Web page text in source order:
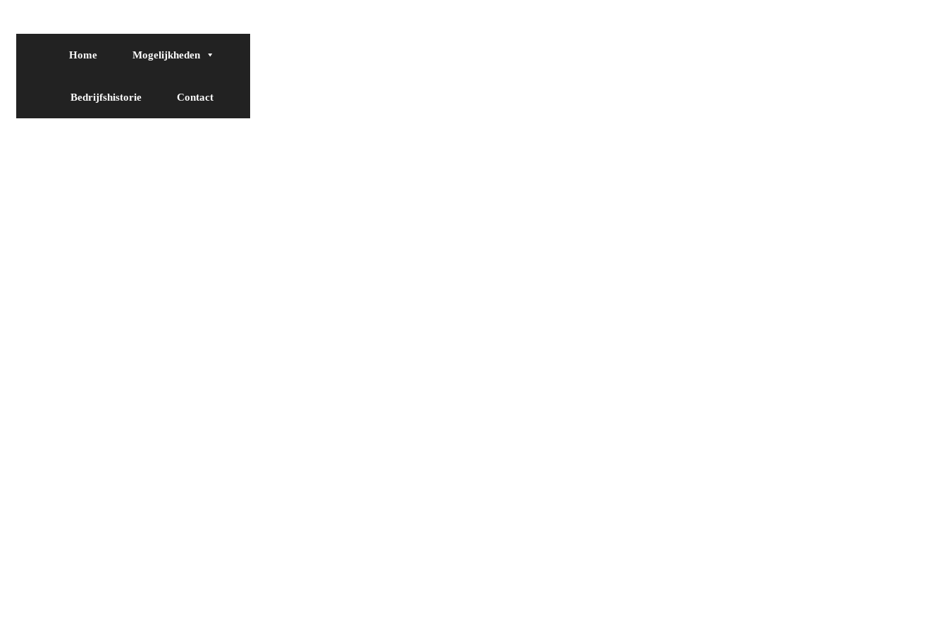
Home Mogelijkheden
Bedrijfshistorie Contact